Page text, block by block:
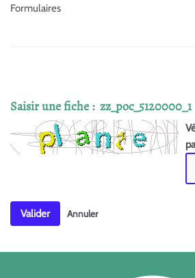
Formulaires
Saisir une fiche : zz_poc_5120000_1
Valider Annuler